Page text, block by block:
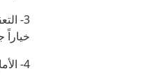
3-
خياراً
4-